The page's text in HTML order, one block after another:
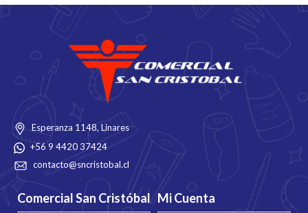
Esperanza 1148, Linares
+56 9 4420 37424
contacto@sncristobal.cl
Comercial San Cristóbal Mi Cuenta